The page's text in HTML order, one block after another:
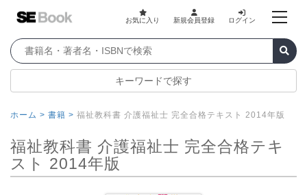
お気に入り 新規会員登録 ログイン
キーワードで探す
ホーム > 書籍 > 福祉教科書 介護福祉士 完全合格テキスト 2014年版
福祉教科書 介護福祉士 完全合格テキ
スト 2014年版